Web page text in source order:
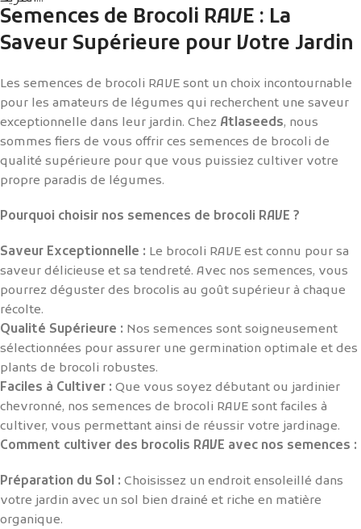
Semences de Brocoli RAVE : La
Saveur Supérieure pour Votre Jardin
Les semences de brocoli RAVE sont un choix incontournable
pour les amateurs de légumes qui recherchent une saveur
exceptionnelle dans leur jardin. Chez Atlaseeds, nous
sommes fiers de vous offrir ces semences de brocoli de
qualité supérieure pour que vous puissiez cultiver votre
propre paradis de légumes.
Pourquoi choisir nos semences de brocoli RAVE ?
Saveur Exceptionnelle : Le brocoli RAVE est connu pour sa
saveur délicieuse et sa tendreté. Avec nos semences, vous
pourrez déguster des brocolis au goût supérieur à chaque
récolte.
Qualité Supérieure : Nos semences sont soigneusement
sélectionnées pour assurer une germination optimale et des
plants de brocoli robustes.
Faciles à Cultiver : Que vous soyez débutant ou jardinier
chevronné, nos semences de brocoli RAVE sont faciles à
cultiver, vous permettant ainsi de réussir votre jardinage.
Comment cultiver des brocolis RAVE avec nos semences :
Préparation du Sol : Choisissez un endroit ensoleillé dans
votre jardin avec un sol bien drainé et riche en matière
organique.